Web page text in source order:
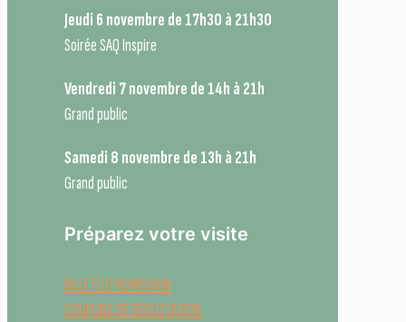
Jeudi 6 novembre de 17h30 à 21h30
Soirée SAQ Inspire
Vendredi 7 novembre de 14h à 21h
Grand public
Samedi 8 novembre de 13h à 21h
Grand public
Préparez votre visite
BILLETS D'ADMISSION
COUPONS DE DÉGUSTATION